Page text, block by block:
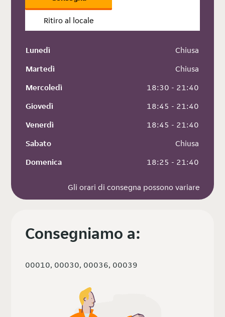
Ritiro al locale
Lunedì
Chiusa
Martedì
Chiusa
Mercoledì
18:30 - 21:40
Giovedì
18:45 - 21:40
Venerdì
18:45 - 21:40
Sabato
Chiusa
Domenica
18:25 - 21:40
Gli orari di consegna possono variare
Consegniamo a:
00010, 00030, 00036, 00039